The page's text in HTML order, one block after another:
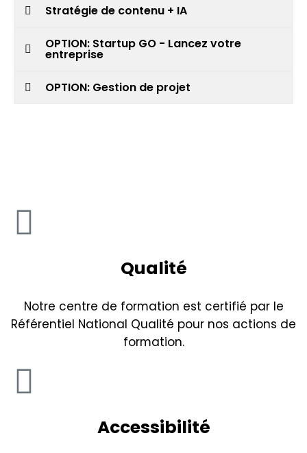
Stratégie de contenu + IA
OPTION: Startup GO - Lancez votre
entreprise
OPTION: Gestion de projet
Qualité
Notre centre de formation est certifié par le
Référentiel National Qualité pour nos actions de
formation.
Accessibilité